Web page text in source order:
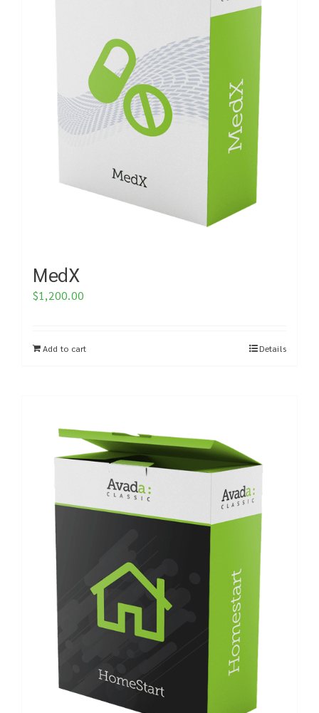
MedX
$1,200.00
Add to cart Details